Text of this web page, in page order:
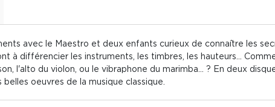
avec le Maestro et deux enfants curieux de connaître les
à différencier les instruments, les timbres, les hauteurs...
l'alto du violon, ou le vibraphone du marimba... ? En deux
oeuvres de la musique classique.